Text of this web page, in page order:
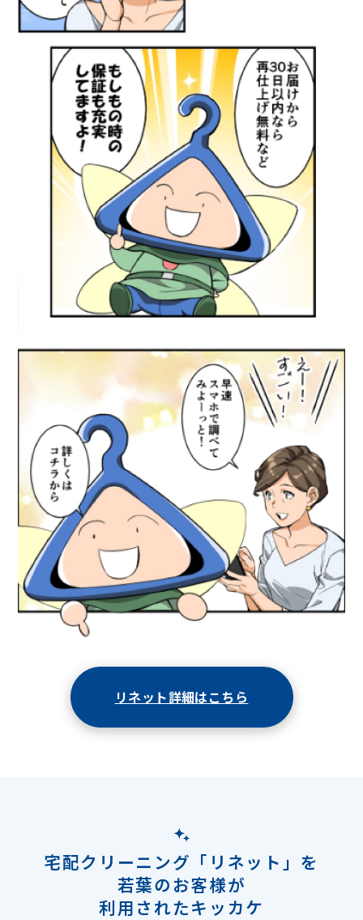
リネット詳細はこちら
宅配クリーニング「リネット」を
若葉のお客様が
利用されたキッカケ